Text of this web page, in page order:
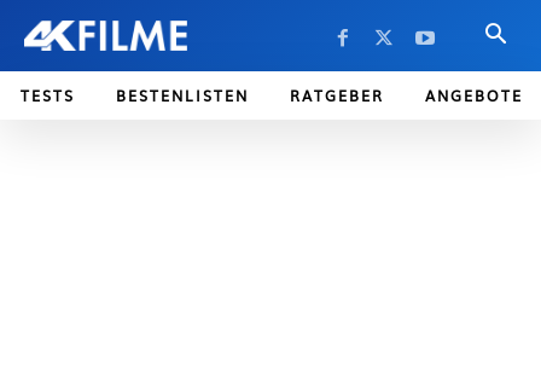
TESTS BESTENLISTEN RATGEBER ANGEBOTE